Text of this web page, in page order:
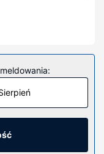
km od miejsca
pokojach.
telefon
oraz